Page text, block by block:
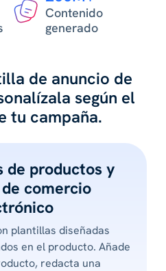
Contenido
generado
de anuncio de
según el
tu campaña.
de productos y
comercio
plantillas diseñadas
en el producto. Añade
redacta una